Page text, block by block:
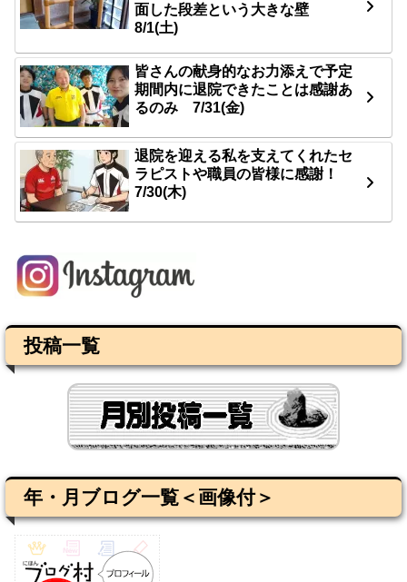
面した段差という大きな壁
8/1(土)
皆さんの献身的なお力添えで予定
期間内に退院できたことは感謝あ
るのみ 7/31(金)
退院を迎える私を支えてくれたセ
ラピストや職員の皆様に感謝！
7/30(木)
投稿一覧
年・月ブログ一覧＜画像付＞